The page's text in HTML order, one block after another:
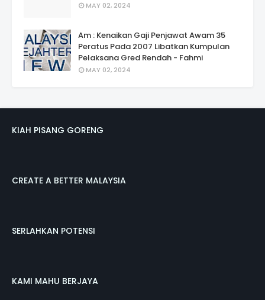
MAY 02, 2024
Am : Kenaikan Gaji Penjawat Awam 35
Peratus Pada 2007 Libatkan Kumpulan
Pelaksana Gred Rendah - Fahmi
MAY 02, 2024
KIAH PISANG GORENG
CREATE A BETTER MALAYSIA
SERLAHKAN POTENSI
KAMI MAHU BERJAYA